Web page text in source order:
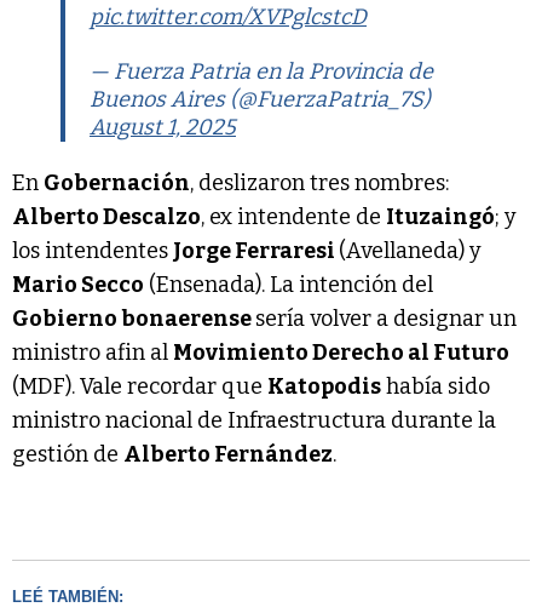
pic.twitter.com/XVPglcstcD
— Fuerza Patria en la Provincia de
Buenos Aires (@FuerzaPatria_7S)
August 1, 2025
En Gobernación, deslizaron tres nombres:
Alberto Descalzo, ex intendente de Ituzaingó; y
los intendentes Jorge Ferraresi (Avellaneda) y
Mario Secco (Ensenada). La intención del
Gobierno bonaerensesería volver a designar un
ministro afin al Movimiento Derecho al Futuro
(MDF). Vale recordar que Katopodishabía sido
ministro nacional de Infraestructura durante la
gestión de Alberto Fernández.
LEÉ TAMBIÉN: